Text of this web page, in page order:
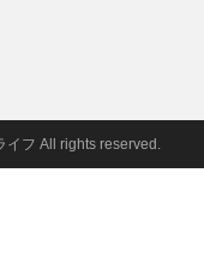
イフ All rights reserved.